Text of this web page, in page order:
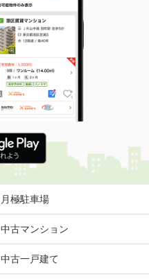
月極駐車場
中古マンション
中古一戸建て